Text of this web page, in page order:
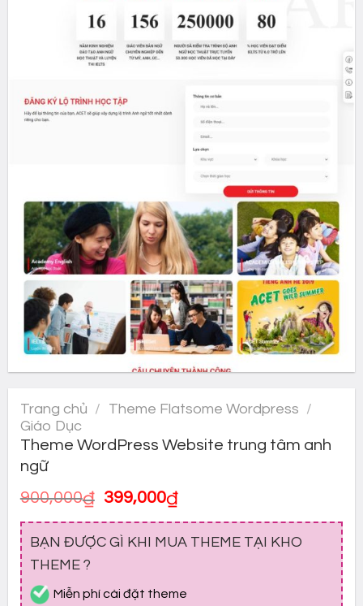
Trang chủ / Theme Flatsome Wordpress /
Giáo Dục
Theme WordPress Website trung tâm anh
ngữ
900,000₫ Giá
là:
900,000₫.
399,000₫Giá
là:
BẠN ĐƯỢC GÌ KHI MUA THEME TẠI KHO
THEME ?
Miễn phí cài đặt theme